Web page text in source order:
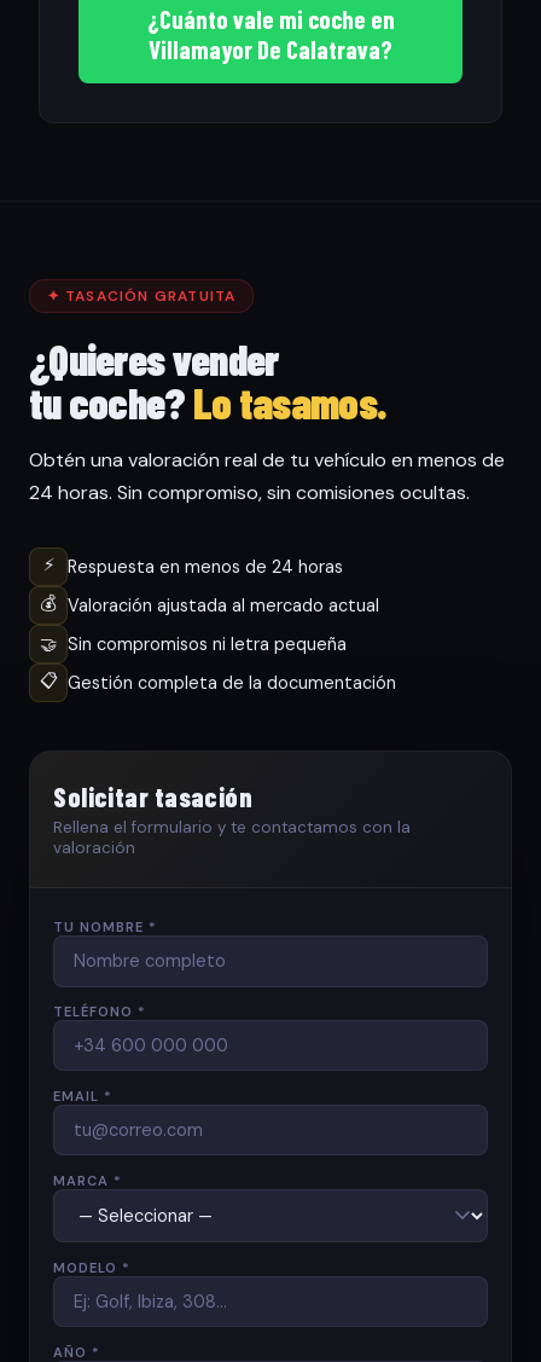
¿Cuánto vale mi coche en
Villamayor De Calatrava?
✦ TASACIÓN GRATUITA
¿Quieres vender
tu coche?Lo tasamos.
Obtén una valoración real de tu vehículo en menos de
24 horas. Sin compromiso, sin comisiones ocultas.
⚡
Respuesta en menos de 24 horas
💰 Valoración ajustada al mercado actual
🤝 Sin compromisos ni letra pequeña
📋 Gestión completa de la documentación
Solicitar tasación
Rellena el formulario y te contactamos con la
valoración
TU NOMBRE *
TELÉFONO *
EMAIL *
MARCA *
MODELO *
AÑO *